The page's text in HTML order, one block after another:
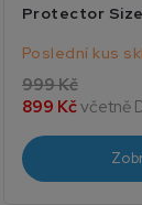
Protector Size
Poslední kus
999 Kč
899 Kčvčetně